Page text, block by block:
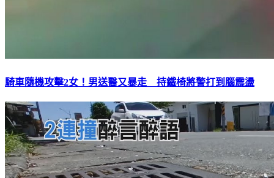
騎車隨機攻擊2女！男送醫又暴走 持鐵椅將警打到腦震盪